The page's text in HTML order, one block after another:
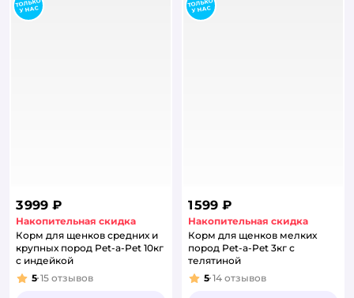
3 999 ₽
Накопительная скидка
Корм для щенков средних и
крупных пород Pet-a-Pet 10кг
с индейкой
Рейтинг:
5 15 отзывов
1 599 ₽
Накопительная скидка
Корм для щенков мелких
пород Pet-a-Pet 3кг с
телятиной
Рейтинг:
5 14 отзывов